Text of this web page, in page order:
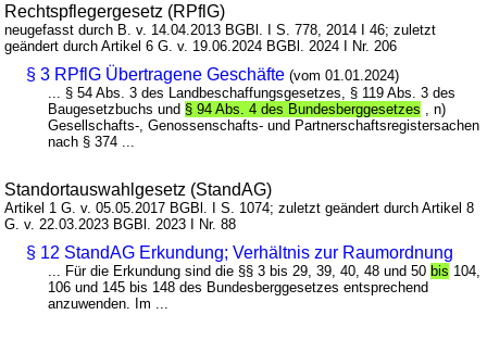
Rechtspflegergesetz (RPflG)
neugefasst durch B. v. 14.04.2013 BGBl. I S. 778, 2014 I 46; zuletzt
geändert durch Artikel 6 G. v. 19.06.2024 BGBl. 2024 I Nr. 206
§ 3 RPflG Übertragene Geschäfte (vom 01.01.2024)
... § 54 Abs. 3 des Landbeschaffungsgesetzes, § 119 Abs. 3 des
Baugesetzbuchs und § 94 Abs. 4 des Bundesberggesetzes , n)
Gesellschafts-, Genossenschafts- und Partnerschaftsregistersachen
nach § 374 ...
Standortauswahlgesetz (StandAG)
Artikel 1 G. v. 05.05.2017 BGBl. I S. 1074; zuletzt geändert durch Artikel 8
G. v. 22.03.2023 BGBl. 2023 I Nr. 88
§ 12 StandAG Erkundung; Verhältnis zur Raumordnung
... Für die Erkundung sind die §§ 3 bis 29, 39, 40, 48 und 50bis 104,
106 und 145 bis 148 des Bundesberggesetzes entsprechend
anzuwenden. Im ...